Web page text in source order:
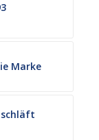
Marke
schläft